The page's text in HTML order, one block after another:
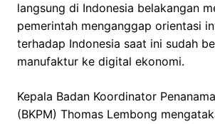
langsung di Indonesia belakangan
pemerintah menganggap orientasi
terhadap Indonesia saat ini sudah
manufaktur ke digital ekonomi.
Kepala Badan Koordinator
(BKPM) Thomas Lembong